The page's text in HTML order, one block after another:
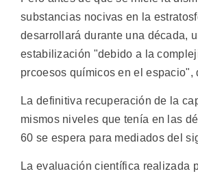
substancias nocivas en la
desarrollará durante una década,
estabilización "debido a la
prcoesos químicos en el espacio",
La definitiva recuperación de la
mismos niveles que tenía en las
60 se espera para mediados del
La evaluación científica realizada